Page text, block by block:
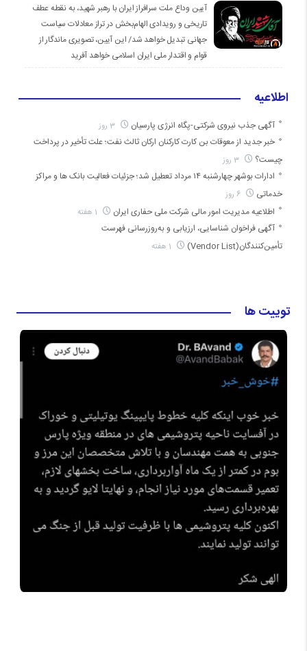
آیین وداع ملت سرافراز ایران با رهبر شهید، به نقطه عطف
تاریخی و رویدادی الهام‌بخش در تراز معادلات سیاست
جهانی تبدیل خواهد شد/ این آیین، تصویری ماندگار از
قوام و اقتدار ملی ایران اسلامی خواهد آفرید
اطلاعیه
آگهی جذب نیروی شرکتی-پگاه انرژی پارسیان
خبر جدید از معوقات بن کارت کارکنان ارکان ثالث نفت؛ علت تأخیر در پرداخت
چیست؟
ادارات بوشهر چهارشنبه ۱۴ مرداد تعطیل شد؛ جزئیات فعالیت بانک ها و مراکز
خدماتی
اطلاعیه مدیریت امور مالی شرکت ملی حفاری ایران
آگهی فراخوان شناسایی، ارزیابی و به‌روزرسانی فهرست
تأمین‌کنندگان(Vendor List)
توییت ها